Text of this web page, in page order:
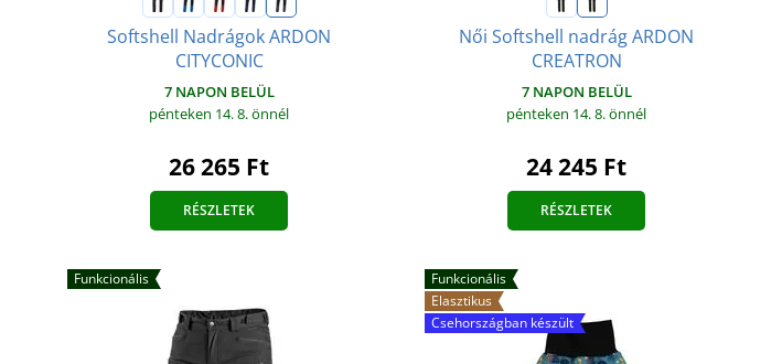
Softshell Nadrágok ARDON
CITYCONIC
7 NAPON BELÜL
pénteken 14. 8.önnél
26 265 Ft
RÉSZLETEK
Női Softshell nadrág ARDON
CREATRON
7 NAPON BELÜL
pénteken 14. 8.önnél
24 245 Ft
RÉSZLETEK
Funkcionális
Funkcionális
Elasztikus
Csehországban készült